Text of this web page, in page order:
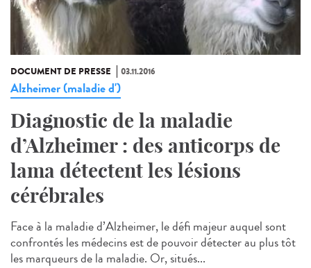
DOCUMENT DE PRESSE 03.11.2016
Alzheimer (maladie d')
Diagnostic de la maladie
d’Alzheimer : des anticorps de
lama détectent les lésions
cérébrales
Face à la maladie d’Alzheimer, le défi majeur auquel sont
confrontés les médecins est de pouvoir détecter au plus tôt
les marqueurs de la maladie. Or, situés...